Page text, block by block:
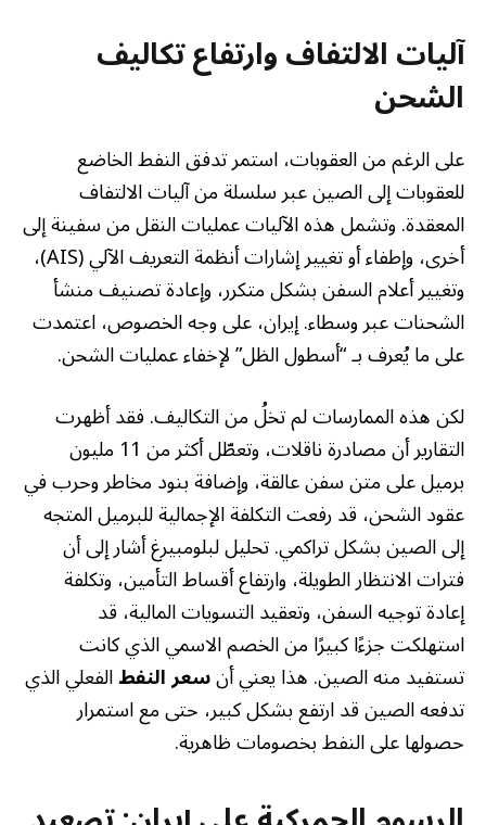
آليات الالتفاف وارتفاع تكاليف
الشحن
على الرغم من العقوبات، استمر تدفق النفط الخاضع
للعقوبات إلى الصين عبر سلسلة من آليات الالتفاف
المعقدة. وتشمل هذه الآليات عمليات النقل من سفينة إلى
أخرى، وإطفاء أو تغيير إشارات أنظمة التعريف الآلي (AIS)،
وتغيير أعلام السفن بشكل متكرر، وإعادة تصنيف منشأ
الشحنات عبر وسطاء. إيران، على وجه الخصوص، اعتمدت
على ما يُعرف بـ “أسطول الظل” لإخفاء عمليات الشحن.
لكن هذه الممارسات لم تخلُ من التكاليف. فقد أظهرت
التقارير أن مصادرة ناقلات، وتعطّل أكثر من 11 مليون
برميل على متن سفن عالقة، وإضافة بنود مخاطر وحرب في
عقود الشحن، قد رفعت التكلفة الإجمالية للبرميل المتجه
إلى الصين بشكل تراكمي. تحليل لبلومبيرغ أشار إلى أن
فترات الانتظار الطويلة، وارتفاع أقساط التأمين، وتكلفة
إعادة توجيه السفن، وتعقيد التسويات المالية، قد
استهلكت جزءًا كبيرًا من الخصم الاسمي الذي كانت
تستفيد منه الصين. هذا يعني أنسعر النفطالفعلي الذي
تدفعه الصين قد ارتفع بشكل كبير، حتى مع استمرار
حصولها على النفط بخصومات ظاهرية.